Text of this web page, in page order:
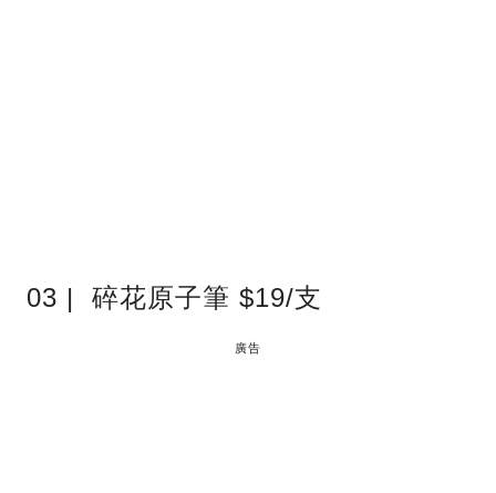
03 | 碎花原子筆 $19/支
廣告